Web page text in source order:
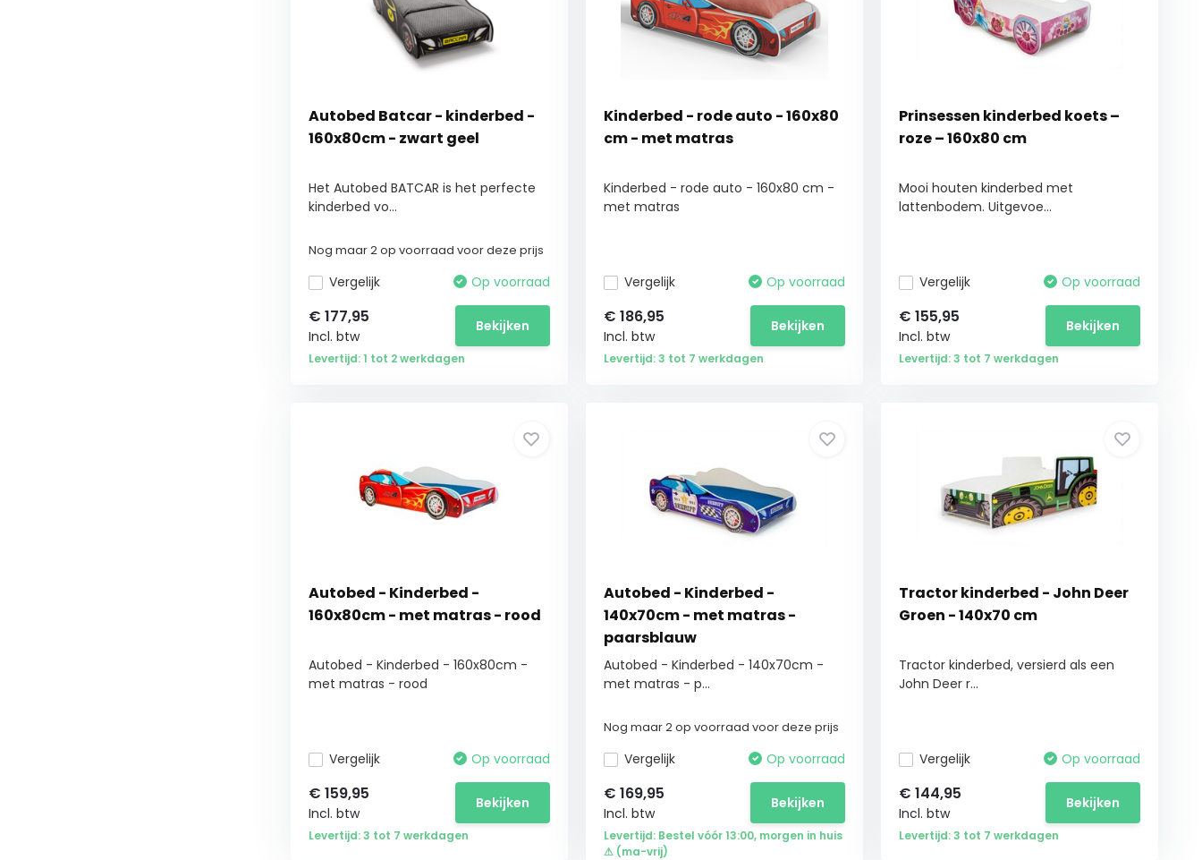
Autobed Batcar - kinderbed -
160x80cm - zwart geel
Het Autobed BATCAR is het perfecte
kinderbed vo...
Nog maar 2 op voorraad voor deze prijs
Vergelijk Op voorraad
€ 177,95
Incl. btw
Bekijken
Levertijd: 1 tot 2 werkdagen
Kinderbed - rode auto - 160x80
cm - met matras
Kinderbed - rode auto - 160x80 cm -
met matras
Vergelijk Op voorraad
€ 186,95
Incl. btw
Bekijken
Levertijd: 3 tot 7 werkdagen
Prinsessen kinderbed koets –
roze – 160x80 cm
Mooi houten kinderbed met
lattenbodem. Uitgevoe...
Vergelijk Op voorraad
€ 155,95
Incl. btw
Bekijken
Levertijd: 3 tot 7 werkdagen
Autobed - Kinderbed -
160x80cm - met matras - rood
Autobed - Kinderbed - 160x80cm -
met matras - rood
Vergelijk Op voorraad
€ 159,95
Incl. btw
Bekijken
Levertijd: 3 tot 7 werkdagen
Autobed - Kinderbed -
140x70cm - met matras -
paarsblauw
Autobed - Kinderbed - 140x70cm -
met matras - p...
Nog maar 2 op voorraad voor deze prijs
Vergelijk Op voorraad
€ 169,95
Incl. btw
Bekijken
Levertijd: Bestel vóór 13:00, morgen in huis
⚠ (ma-vrij)
Tractor kinderbed - John Deer
Groen - 140x70 cm
Tractor kinderbed, versierd als een
John Deer r...
Vergelijk Op voorraad
€ 144,95
Incl. btw
Bekijken
Levertijd: 3 tot 7 werkdagen